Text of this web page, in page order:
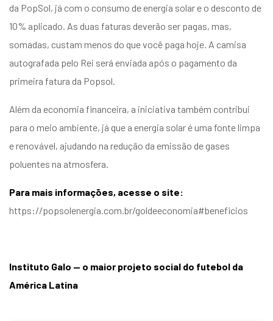
da PopSol, já com o consumo de energia solar e o desconto de
10% aplicado. As duas faturas deverão ser pagas, mas,
somadas, custam menos do que você paga hoje. A camisa
autografada pelo Rei será enviada após o pagamento da
primeira fatura da Popsol.
Além da economia financeira, a iniciativa também contribui
para o meio ambiente, já que a energia solar é uma fonte limpa
e renovável, ajudando na redução da emissão de gases
poluentes na atmosfera.
Para mais informações, acesse o site:
https://popsolenergia.com.br/goldeeconomia#beneficios
Instituto Galo — o maior projeto social do futebol da
América Latina